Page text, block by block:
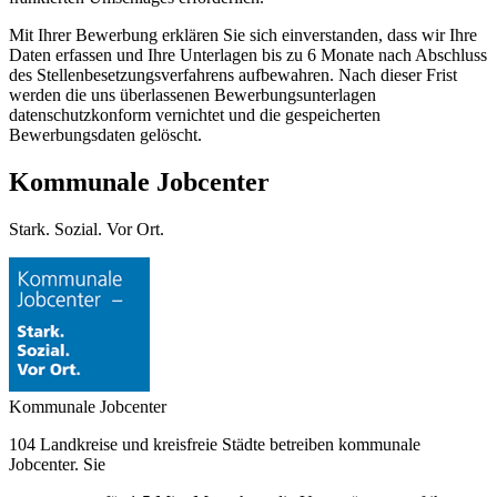
Mit Ihrer Bewerbung erklären Sie sich einverstanden, dass wir Ihre
Daten erfassen und Ihre Unterlagen bis zu 6 Monate nach Abschluss
des Stellenbesetzungsverfahrens aufbewahren. Nach dieser Frist
werden die uns überlassenen Bewerbungsunterlagen
datenschutzkonform vernichtet und die gespeicherten
Bewerbungsdaten gelöscht.
Kommunale Jobcenter
Stark. Sozial. Vor Ort.
Kommunale Jobcenter
104 Landkreise und kreisfreie Städte betreiben kommunale
Jobcenter. Sie